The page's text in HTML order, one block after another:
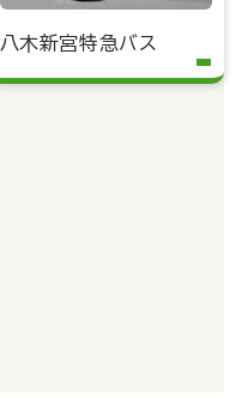
八木新宮特急バス